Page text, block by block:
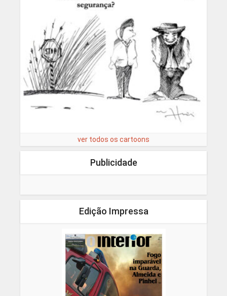
ver todos os cartoons
Publicidade
Edição Impressa